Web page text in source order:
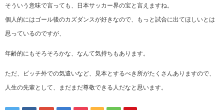
そういう意味で言っても、日本サッカー界の宝と言えますね。
個人的にはゴール後のカズダンスが好きなので、もっと試合に出てほしいとは
思っているのですが、
年齢的にもそろそろかな、なんて気持ちもあります。
ただ、ピッチ外での気遣いなど、見本とするべき所がたくさんありますので、
人生の先輩として、まだまだ尊敬できる人だなと思います。